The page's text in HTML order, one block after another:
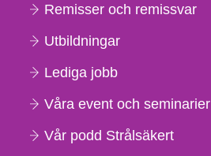
Remisser och remissvar
Utbildningar
Lediga jobb
Våra event och seminarier
Vår podd Strålsäkert